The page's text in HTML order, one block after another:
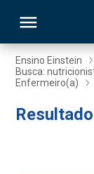
Ensino Einstein
Busca:
Enfermeiro(a)